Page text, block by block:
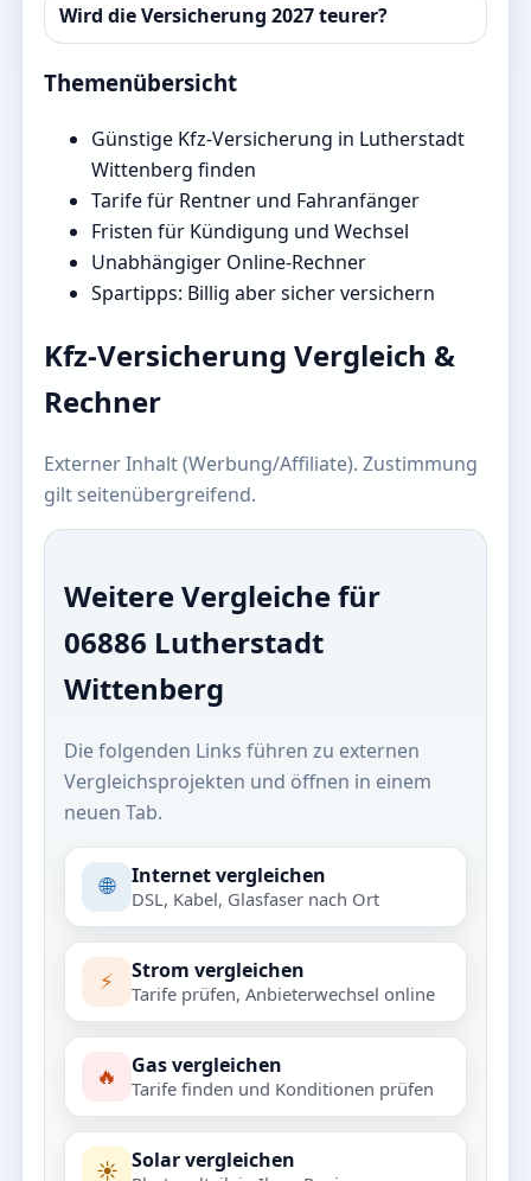
Wird die Versicherung 2027 teurer?
Themenübersicht
Günstige Kfz-Versicherung in Lutherstadt
Wittenberg finden
Tarife für Rentner und Fahranfänger
Fristen für Kündigung und Wechsel
Unabhängiger Online-Rechner
Spartipps: Billig aber sicher versichern
Kfz-Versicherung Vergleich &
Rechner
Externer Inhalt (Werbung/Affiliate). Zustimmung
gilt seitenübergreifend.
Weitere Vergleiche für
06886 Lutherstadt
Wittenberg
Die folgenden Links führen zu externen
Vergleichsprojekten und öffnen in einem
neuen Tab.
🌐 Internet vergleichen
DSL, Kabel, Glasfaser nach Ort
⚡ Strom vergleichen
Tarife prüfen, Anbieterwechsel online
🔥 Gas vergleichen
Tarife finden und Konditionen prüfen
☀️ Solar vergleichen